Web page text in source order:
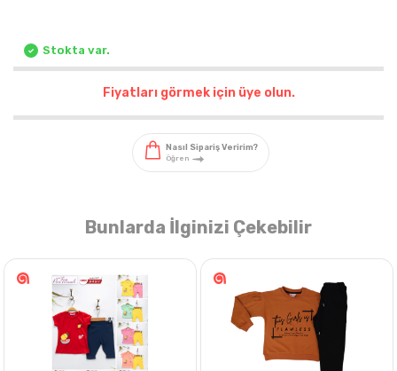
Stokta var.
Fiyatları görmek için üye olun.
Nasıl Sipariş Veririm?
Bunlarda İlginizi Çekebilir